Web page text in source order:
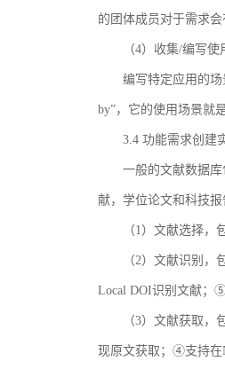
的团体成员对于需求
（4）收集/编写
编写特定应用的场
by”，它的使用场景就
3.4 功能需求创建
一般的文献数据
献，学位论文和科技
（1）文献选择
（2）文献识别
Local DOI识别文献；
（3）文献获取
现原文获取；④支持在